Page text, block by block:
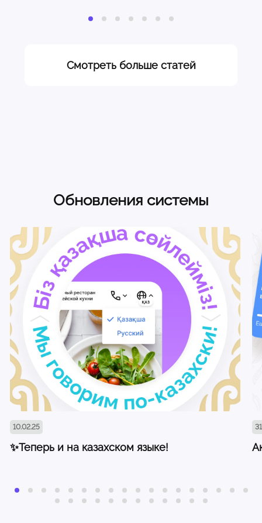
равно остается на плаву. Косметика и
Смотреть больше статей
Обновления системы
10.02.25
✨Теперь и на казахском языке!